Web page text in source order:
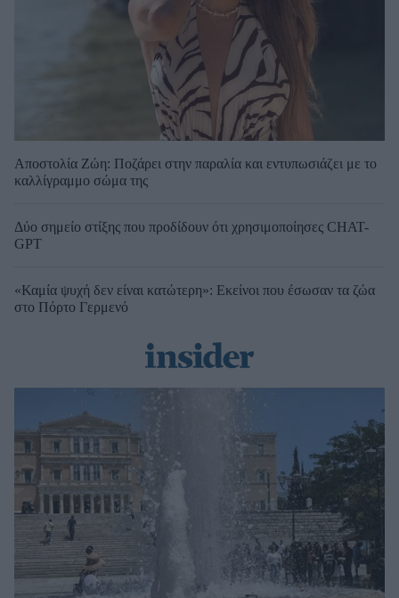
Αποστολία Ζώη: Ποζάρει στην παραλία και εντυπωσιάζει με το
καλλίγραμμο σώμα της
Δύο σημείο στίξης που προδίδουν ότι χρησιμοποίησες CHAT-
GPT
«Καμία ψυχή δεν είναι κατώτερη»: Εκείνοι που έσωσαν τα ζώα
στο Πόρτο Γερμενό